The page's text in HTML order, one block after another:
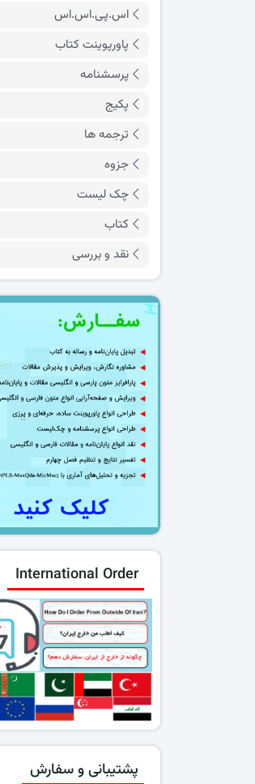
اس.پی.اس.اس
پاورپوینت کتاب
پرسشنامه
پکیج
ترجمه ها
جزوه
چک لیست
کتاب
نقد و بررسی
International Order
پشتیبانی و سفارش